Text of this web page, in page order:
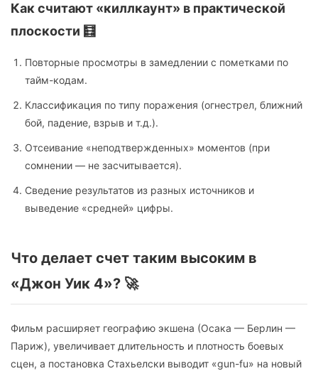
Как считают «киллкаунт» в практической
плоскости 🧮
Повторные просмотры в замедлении с пометками по
тайм-кодам.
Классификация по типу поражения (огнестрел, ближний
бой, падение, взрыв и т.д.).
Отсеивание «неподтвержденных» моментов (при
сомнении — не засчитывается).
Сведение результатов из разных источников и
выведение «средней» цифры.
Что делает счет таким высоким в
«Джон Уик 4»? 🚀
Фильм расширяет географию экшена (Осака — Берлин —
Париж), увеличивает длительность и плотность боевых
сцен, а постановка Стахьелски выводит «gun-fu» на новый